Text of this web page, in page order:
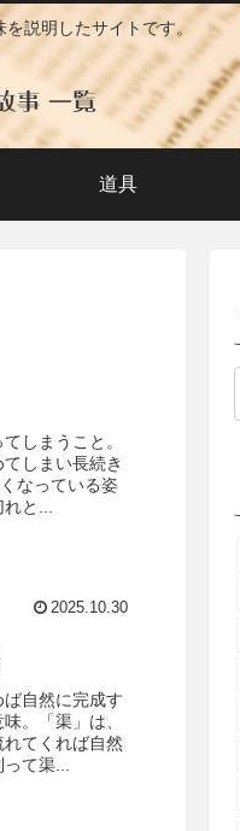
を説明したサイトです。
道具
しまうこと。
しまい長続き
なっている姿
と...
2025.10.30
自然に完成す
。「渠」は、
てくれば自然
て渠...